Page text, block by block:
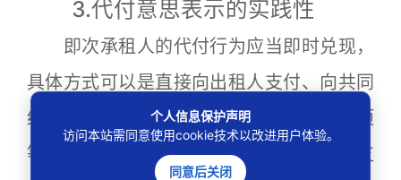
3.代付意思表示的实践性
即次承租人的代付行为应当即时兑现，
具体方式可以是直接向出租人支付、向共同
约定的第三方支付或者依法提存相关款项
等，而不能是仅停留在主观意愿上的“空头支
个人信息保护声明
访问本站需同意使用cookie技术以改进用户体验。
同意后关闭